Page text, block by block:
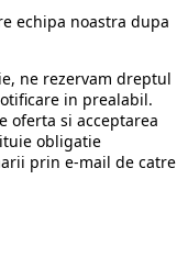
echipa noastra dupa
ne rezervam dreptul
in prealabil.
oferta si acceptarea
obligatie
prin e-mail de catre